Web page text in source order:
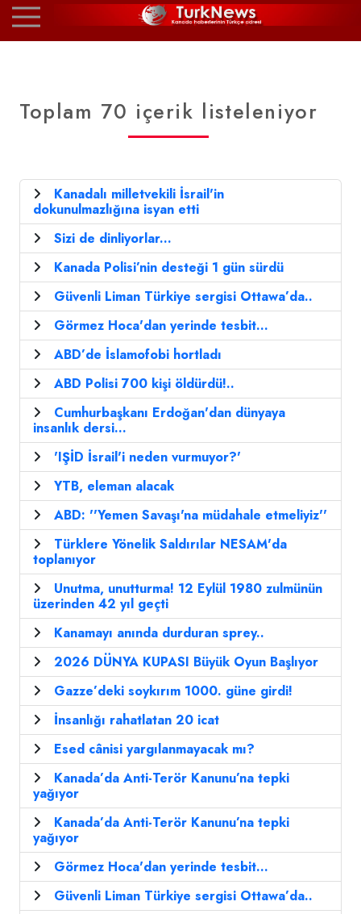
Toplam 70 içerik listeleniyor
Kanadalı milletvekili İsrail'in
dokunulmazlığına isyan etti
Sizi de dinliyorlar...
Kanada Polisi’nin desteği 1 gün sürdü
Güvenli Liman Türkiye sergisi Ottawa’da..
Görmez Hoca'dan yerinde tesbit...
ABD’de İslamofobi hortladı
ABD Polisi 700 kişi öldürdü!..
Cumhurbaşkanı Erdoğan'dan dünyaya
insanlık dersi...
'IŞİD İsrail'i neden vurmuyor?'
YTB, eleman alacak
ABD: ''Yemen Savaşı'na müdahale etmeliyiz''
Türklere Yönelik Saldırılar NESAM'da
toplanıyor
Unutma, unutturma! 12 Eylül 1980 zulmünün
üzerinden 42 yıl geçti
Kanamayı anında durduran sprey..
2026 DÜNYA KUPASI Büyük Oyun Başlıyor
Gazze’deki soykırım 1000. güne girdi!
İnsanlığı rahatlatan 20 icat
Esed cânisi yargılanmayacak mı?
Kanada’da Anti-Terör Kanunu’na tepki
yağıyor
Kanada’da Anti-Terör Kanunu’na tepki
yağıyor
Görmez Hoca'dan yerinde tesbit...
Güvenli Liman Türkiye sergisi Ottawa’da..